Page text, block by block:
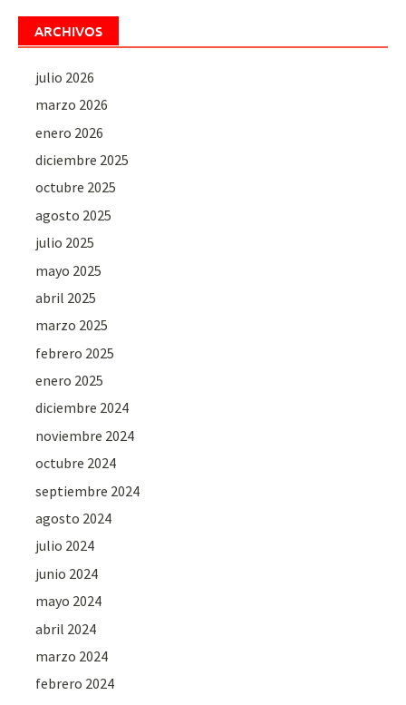
ARCHIVOS
julio 2026
marzo 2026
enero 2026
diciembre 2025
octubre 2025
agosto 2025
julio 2025
mayo 2025
abril 2025
marzo 2025
febrero 2025
enero 2025
diciembre 2024
noviembre 2024
octubre 2024
septiembre 2024
agosto 2024
julio 2024
junio 2024
mayo 2024
abril 2024
marzo 2024
febrero 2024